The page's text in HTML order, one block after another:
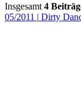
Insgesamt 4
05/2011 | Dirty